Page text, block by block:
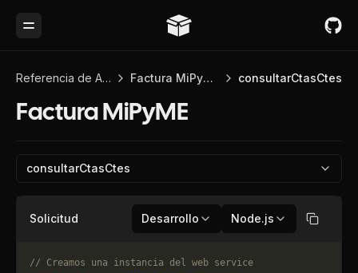
Toggle Menu
Referencia de API Factura MiPyME consultarCtasCtes
Factura MiPyME
consultarCtasCtes
Solicitud Desarrollo Node.js Copiar
// Creamos una instancia del web service